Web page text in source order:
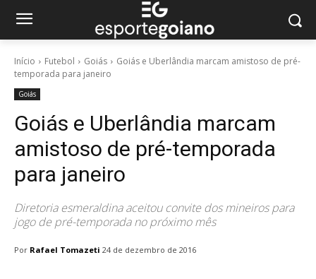
Início Futebol Goiás
Goiás e Uberlândia marcam amistoso de pré-
temporada para janeiro
Goiás
Goiás e Uberlândia marcam
amistoso de pré-temporada
para janeiro
Diretoria esmeraldina aceitou convite dos mineiros para
jogo de pré-temporada no próximo mês
Por Rafael Tomazeti 24 de dezembro de 2016